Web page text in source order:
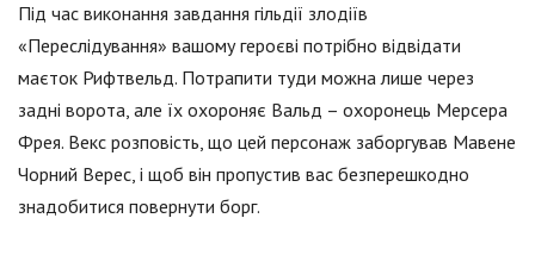
Під час виконання завдання гільдії злодіїв
«Переслідування» вашому героєві потрібно відвідати
маєток Рифтвельд. Потрапити туди можна лише через
задні ворота, але їх охороняє Вальд – охоронець Мерсера
Фрея. Векс розповість, що цей персонаж заборгував Мавене
Чорний Верес, і щоб він пропустив вас безперешкодно
знадобитися повернути борг.